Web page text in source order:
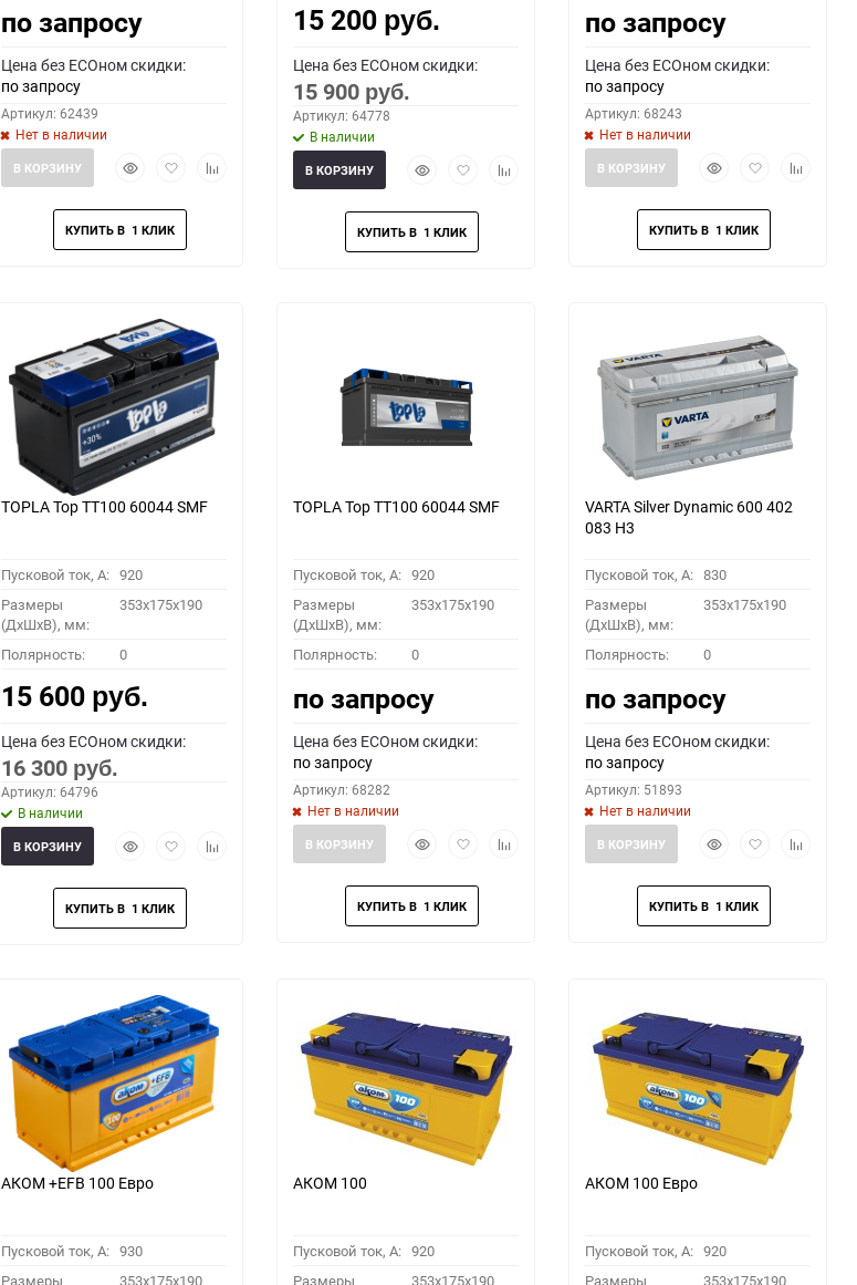
по запросу
Цена без ECOном скидки:
по запросу
Артикул: 62439
Нет в наличии
БыстрыйДобавить
избранное
Добавить
В КОРЗИНУ
15 200 руб.
Цена без ECOном скидки:
15 900 руб.
Артикул: 64778
В наличии
БыстрыйДобавить
избранное
Добавить
В КОРЗИНУ
по запросу
Цена без ECOном скидки:
по запросу
Артикул: 68243
Нет в наличии
БыстрыйДобавить
избранное
Добавить
В КОРЗИНУ
TOPLA Top TT100 60044 SMF
Пусковой ток, A: 920
Размеры
(ДхШхВ), мм:
353x175x190
Полярность: 0
15 600 руб.
Цена без ECOном скидки:
16 300 руб.
Артикул: 64796
В наличии
БыстрыйДобавить
избранное
Добавить
В КОРЗИНУ
TOPLA Top TT100 60044 SMF
Пусковой ток, A: 920
Размеры
(ДхШхВ), мм:
353x175x190
Полярность: 0
по запросу
Цена без ECOном скидки:
по запросу
Артикул: 68282
Нет в наличии
БыстрыйДобавить
избранное
Добавить
В КОРЗИНУ
VARTA Silver Dynamic 600 402
083 H3
Пусковой ток, A: 830
Размеры
(ДхШхВ), мм:
353x175x190
Полярность: 0
по запросу
Цена без ECOном скидки:
по запросу
Артикул: 51893
Нет в наличии
БыстрыйДобавить
избранное
Добавить
В КОРЗИНУ
АКОМ +EFB 100 Евро
Пусковой ток, A: 930
АКОМ 100
Пусковой ток, A: 920
АКОМ 100 Евро
Пусковой ток, A: 920